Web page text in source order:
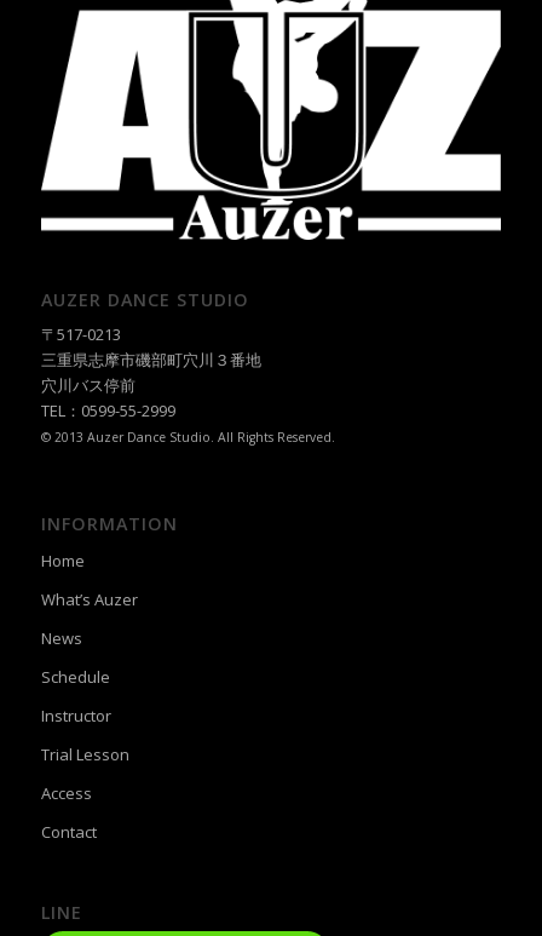
AUZER DANCE STUDIO
〒517-0213
三重県志摩市磯部町穴川３番地
穴川バス停前
TEL：0599-55-2999
© 2013 Auzer Dance Studio. All Rights Reserved.
INFORMATION
Home
What’s Auzer
News
Schedule
Instructor
Trial Lesson
Access
Contact
LINE